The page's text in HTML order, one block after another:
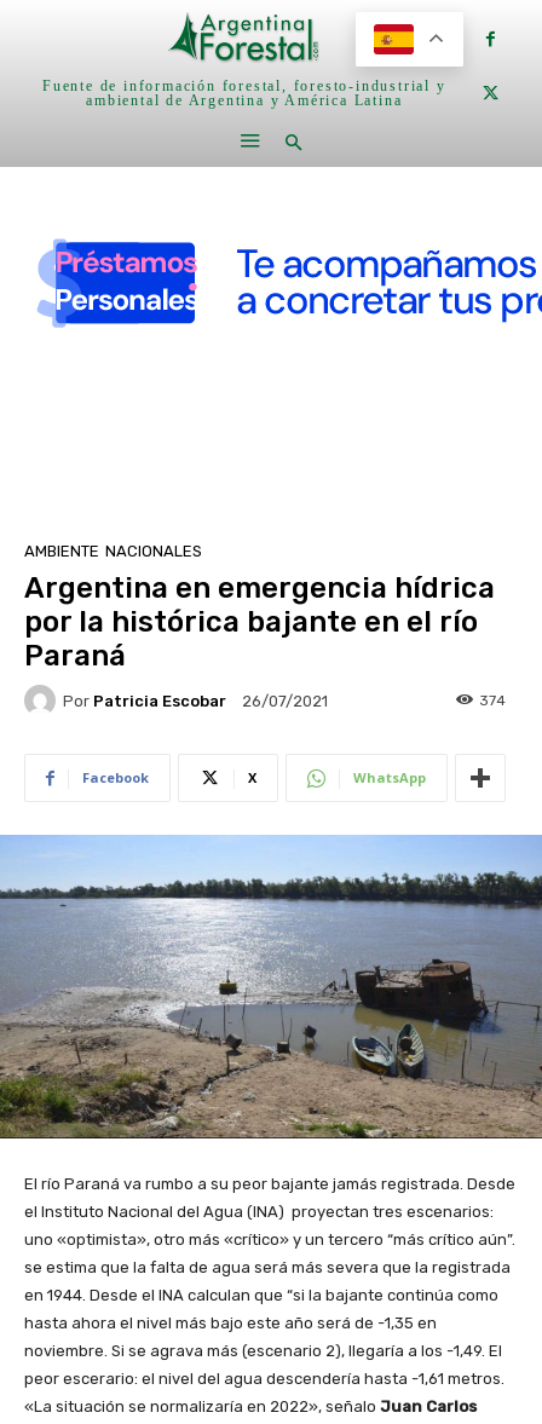
Fuente de información forestal, foresto-industrial y
ambiental de Argentina y América Latina
AMBIENTE NACIONALES
Argentina en emergencia hídrica
por la histórica bajante en el río
Paraná
Por Patricia Escobar 26/07/2021 374
Facebook X WhatsApp
El río Paraná va rumbo a su peor bajante jamás registrada. Desde
el Instituto Nacional del Agua (INA) proyectan tres escenarios:
uno «optimista», otro más «crítico» y un tercero “más crítico aún”.
se estima que la falta de agua será más severa que la registrada
en 1944. Desde el INA calculan que “si la bajante continúa como
hasta ahora el nivel más bajo este año será de -1,35 en
noviembre. Si se agrava más (escenario 2), llegaría a los -1,49. El
peor escerario: el nivel del agua descendería hasta -1,61 metros.
«La situación se normalizaría en 2022», señalo Juan Carlos